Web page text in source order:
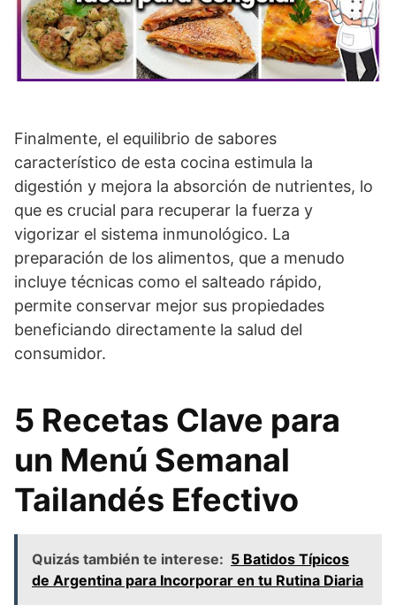
Finalmente, el equilibrio de sabores
característico de esta cocina estimula la
digestión y mejora la absorción de nutrientes, lo
que es crucial para recuperar la fuerza y
vigorizar el sistema inmunológico. La
preparación de los alimentos, que a menudo
incluye técnicas como el salteado rápido,
permite conservar mejor sus propiedades
beneficiando directamente la salud del
consumidor.
5 Recetas Clave para
un Menú Semanal
Tailandés Efectivo
Quizás también te interese: 5 Batidos Típicos
de Argentina para Incorporar en tu Rutina Diaria